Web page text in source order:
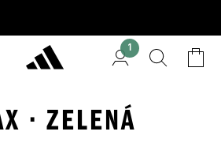
1
· ZELENÁ